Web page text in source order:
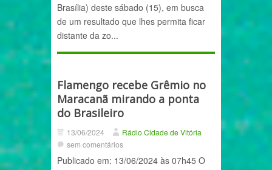
Brasília) deste sábado (15), em busca
de um resultado que lhes permita ficar
distante da zo...
Flamengo recebe Grêmio no
Maracanã mirando a ponta
do Brasileiro
13/06/2024
Rádio Cidade de Vitória
sem comentários
Publicado em: 13/06/2024 às 07h45 O